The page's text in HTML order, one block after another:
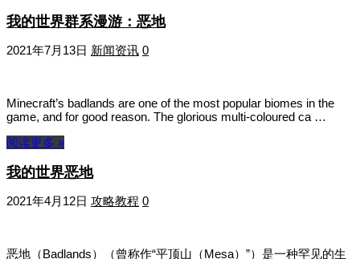
我的世界群系漫游：恶地
2021年7月13日 新闻资讯 0
Minecraft’s badlands are one of the most popular biomes in the
game, and for good reason. The glorious multi-coloured ca …
阅读更多 »
我的世界恶地
2021年4月12日 攻略教程 0
恶地（Badlands）（曾称作“平顶山（Mesa）”）是一种罕见的生